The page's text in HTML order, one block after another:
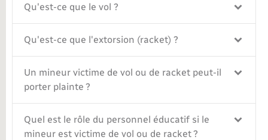
Nouvel habitant
Nouvelle activité
Numérique
Organisation d’événement
Qu'est-ce que le vol ?
Qu'est-ce que l'extorsion (racket) ?
Un mineur victime de vol ou de racket peut-il
porter plainte ?
Quel est le rôle du personnel éducatif si le
mineur est victime de vol ou de racket ?